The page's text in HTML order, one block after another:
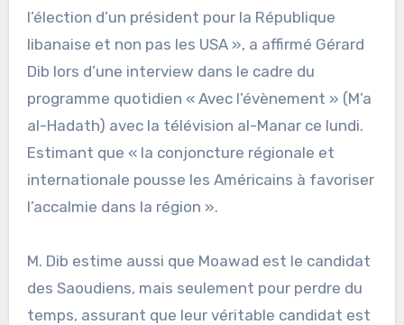
l’élection d’un président pour la République
libanaise et non pas les USA », a affirmé Gérard
Dib lors d’une interview dans le cadre du
programme quotidien « Avec l’évènement » (M’a
al-Hadath) avec la télévision al-Manar ce lundi.
Estimant que « la conjoncture régionale et
internationale pousse les Américains à favoriser
l’accalmie dans la région ».
M. Dib estime aussi que Moawad est le candidat
des Saoudiens, mais seulement pour perdre du
temps, assurant que leur véritable candidat est